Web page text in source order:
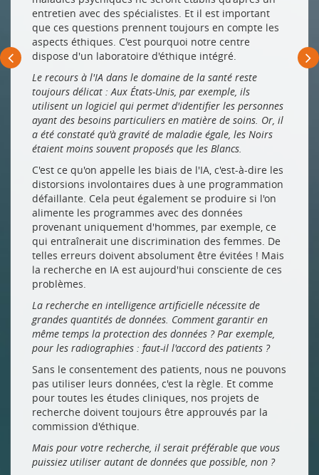
entretien avec des spécialistes. Et il est important
que ces questions prennent toujours en compte les
aspects éthiques. C'est pourquoi notre centre
dispose d'un laboratoire d'éthique intégré.
Le recours à l'IA dans le domaine de la santé reste
toujours délicat : Aux États-Unis, par exemple, ils
utilisent un logiciel qui permet d'identifier les personnes
ayant des besoins particuliers en matière de soins. Or, il
a été constaté qu'à gravité de maladie égale, les Noirs
étaient moins souvent proposés que les Blancs.
C'est ce qu'on appelle les biais de l'IA, c'est-à-dire les
distorsions involontaires dues à une programmation
défaillante. Cela peut également se produire si l'on
alimente les programmes avec des données
provenant uniquement d'hommes, par exemple, ce
qui entraînerait une discrimination des femmes. De
telles erreurs doivent absolument être évitées ! Mais
la recherche en IA est aujourd'hui consciente de ces
problèmes.
La recherche en intelligence artificielle nécessite de
grandes quantités de données. Comment garantir en
même temps la protection des données ? Par exemple,
pour les radiographies : faut-il l'accord des patients ?
Sans le consentement des patients, nous ne pouvons
pas utiliser leurs données, c'est la règle. Et comme
pour toutes les études cliniques, nos projets de
recherche doivent toujours être approuvés par la
commission d'éthique.
Mais pour votre recherche, il serait préférable que vous
puissiez utiliser autant de données que possible, non ?